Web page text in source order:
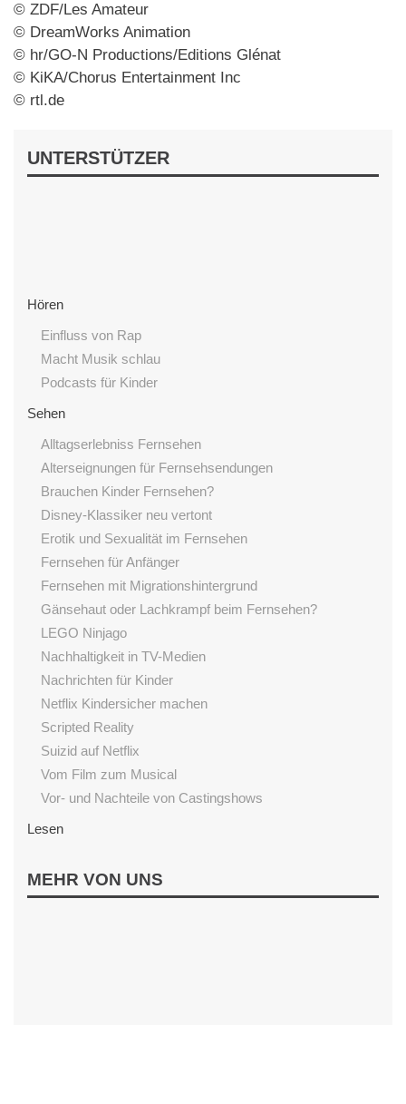
© ZDF/Les Amateur
© DreamWorks Animation
© hr/GO-N Productions/Editions Glénat
© KiKA/Chorus Entertainment Inc
© rtl.de
UNTERSTÜTZER
Hören
Einfluss von Rap
Macht Musik schlau
Podcasts für Kinder
Sehen
Alltagserlebniss Fernsehen
Alterseignungen für Fernsehsendungen
Brauchen Kinder Fernsehen?
Disney-Klassiker neu vertont
Erotik und Sexualität im Fernsehen
Fernsehen für Anfänger
Fernsehen mit Migrationshintergrund
Gänsehaut oder Lachkrampf beim Fernsehen?
LEGO Ninjago
Nachhaltigkeit in TV-Medien
Nachrichten für Kinder
Netflix Kindersicher machen
Scripted Reality
Suizid auf Netflix
Vom Film zum Musical
Vor- und Nachteile von Castingshows
Lesen
Einfluss von Vorlesen
MEHR VON UNS